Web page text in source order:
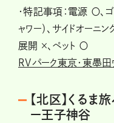
・特記事項：電源 〇、
ャワー）、サイドオーニ
展開 ×、ペット 〇
RVパーク東京・東墨田
【北区】くるま
ー王子神谷